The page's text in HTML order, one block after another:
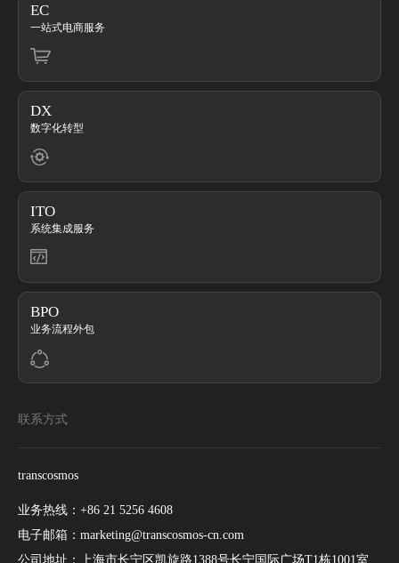
EC
一站式电商服务
DX
数字化转型
ITO
系统集成服务
BPO
业务流程外包
联系方式
transcosmos
业务热线： +86 21 5256 4608
电子邮箱： marketing@transcosmos-cn.com
公司地址：
上海市长宁区凯旋路1388号长宁国际广场T1栋1001室